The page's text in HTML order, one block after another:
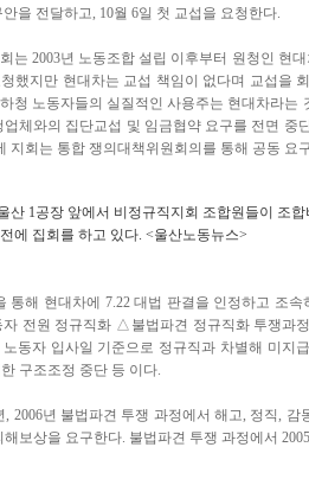
을 전달하고, 10월 6일 첫 교섭을 요청한다.
는 2003년 노동조합 설립 이후부터 원청인 현
했지만 현대차는 교섭 책임이 없다며 교섭을
청 노동자들의 실질적인 사용주는 현대차라는
업체와의 집단교섭 및 임금협약 요구를 전면 중
지회는 통합 쟁의대책위원회의를 통해 공동 요
산 1공장 앞에서 비정규직지회 조합원들이 조
에 집회를 하고 있다. <울산노동뉴스>
통해 현대차에 7.22 대법 판결을 인정하고 조
전원 정규직화 △불법파견 정규직화 투쟁과
동자 입사일 기준으로 정규직과 차별해 미지
구조조정 중단 등 이다.
, 2006년 불법파견 투쟁 과정에서 해고, 정직,
보상을 요구한다. 불법파견 투쟁 과정에서